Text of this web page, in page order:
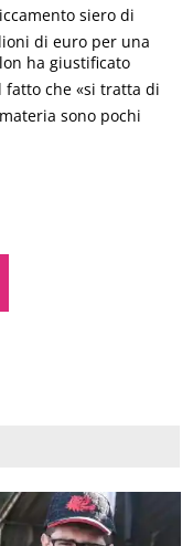
siero di
di euro per una
ha giustificato
fatto che «si tratta di
sono pochi